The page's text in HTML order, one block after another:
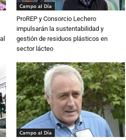
Campo al Día
ProREP y Consorcio Lechero
impulsarán la sustentabilidad y
gestión de residuos plásticos en
sector lácteo
Campo al Día